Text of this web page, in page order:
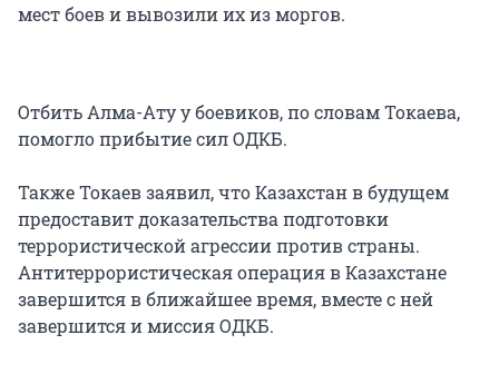
мест боев и вывозили их из моргов.
Отбить Алма-Ату у боевиков, по словам Токаева,
помогло прибытие сил ОДКБ.
Также Токаев заявил, что Казахстан в будущем
предоставит доказательства подготовки
террористической агрессии против страны.
Антитеррористическая операция в Казахстане
завершится в ближайшее время, вместе с ней
завершится и миссия ОДКБ.